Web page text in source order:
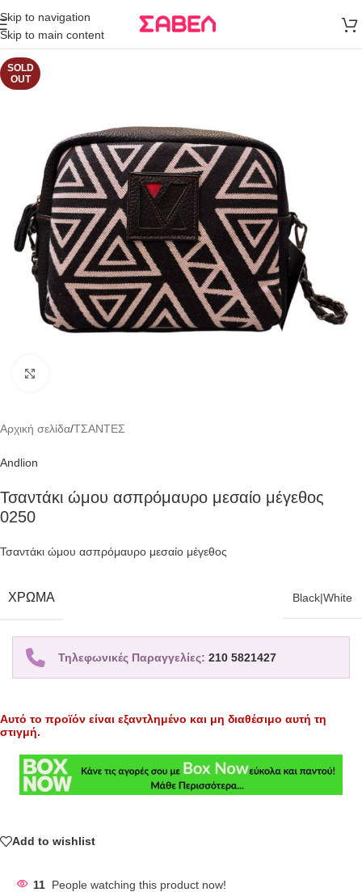
Skip to navigation
Skip to main content
άνω των 80€
Παραγγελία
SOLD
OUT
Αρχική σελίδα/ΤΣΑΝΤΕΣ
Andlion
Τσαντάκι ώμου ασπρόμαυρο μεσαίο μέγεθος
0250
Τσαντάκι ώμου ασπρόμαυρο μεσαίο μέγεθος
ΧΡΏΜΑ Black|White
Τηλεφωνικές Παραγγελίες: 210 5821427
Αυτό το προϊόν είναι εξαντλημένο και μη διαθέσιμο αυτή τη
στιγμή.
Add to wishlist
11 People watching this product now!